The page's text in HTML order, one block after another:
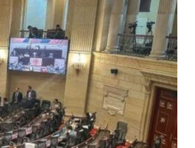
que portará Abelardo De La
reconocido en el mundo LO